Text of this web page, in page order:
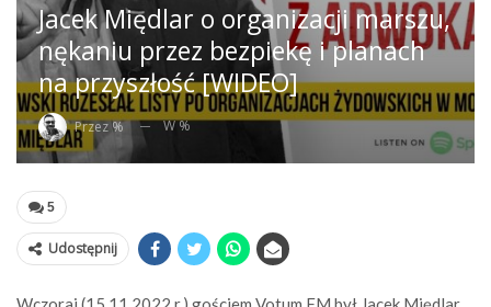
Jacek Międlar o organizacji marszu,
nękaniu przez bezpiekę i planach
na przyszłość [WIDEO]
Przez % W %
5
Udostępnij